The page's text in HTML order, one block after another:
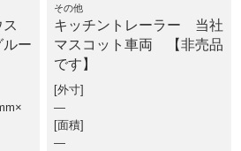
ス
ー
その他
キッチントレーラー 当社
マスコット車両 【非売品
です】
外寸
―
面積
―